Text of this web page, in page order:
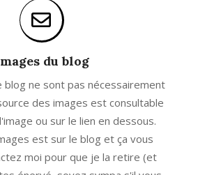
du blog
blog ne sont pas nécessairement
des images est consultable
ou sur le lien en dessous.
est sur le blog et ça vous
moi pour que je la retire (et